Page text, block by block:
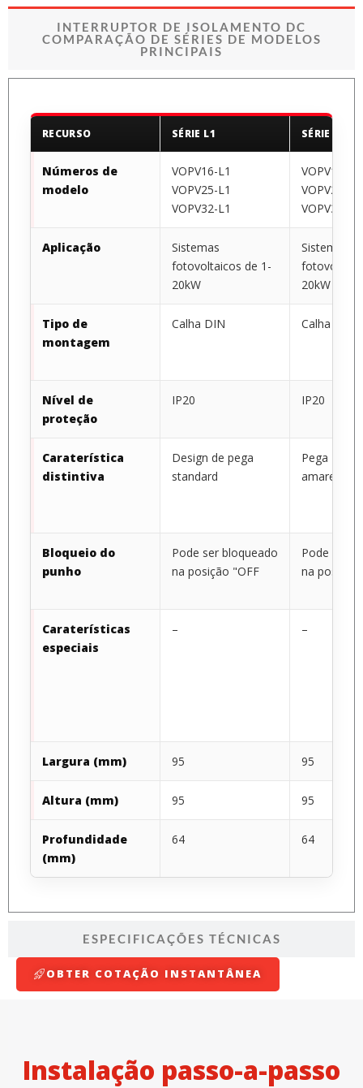
INTERRUPTOR DE ISOLAMENTO DC
COMPARAÇÃO DE SÉRIES DE MODELOS
PRINCIPAIS
ESPECIFICAÇÕES TÉCNICAS
RECURSO SÉRIE L1 SÉRIE L2
Números de
modelo
VOPV16-L1
VOPV25-L1
VOPV32-L1
VOPV16-L2
VOPV25-L2
VOPV32-L2
Aplicação
Sistemas
fotovoltaicos de 1-
20kW
Sistemas
20kW
Tipo de
montagem
Calha DIN Calha DIN
Nível de
proteção
IP20 IP20
Caraterística
distintiva
Design de pega
standard
Pega
amarela/
Bloqueio do
punho
Pode ser bloqueado
na posição "OFF
Pode ser
na posição
Caraterísticas
especiais
– –
Largura (mm) 95 95
Altura (mm) 95 95
Profundidade
(mm)
64 64
OBTER COTAÇÃO INSTANTÂNEA
Instalação passo-a-passo